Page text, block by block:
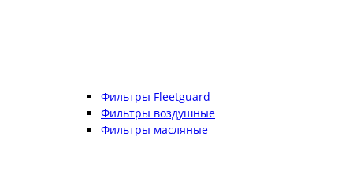
Фильтры Fleetguard
Фильтры воздушные
Фильтры масляные